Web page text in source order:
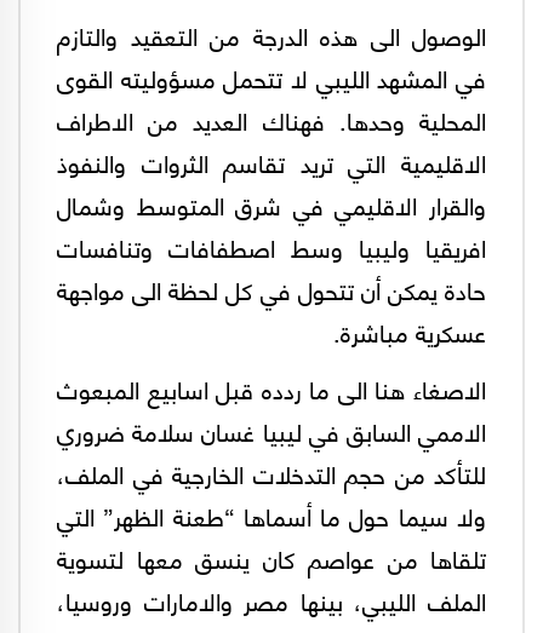
الوصول الى هذه الدرجة من التعقيد والتازم
في المشهد الليبي لا تتحمل مسؤوليته القوى
المحلية وحدها. فهناك العديد من الاطراف
الاقليمية التي تريد تقاسم الثروات والنفوذ
والقرار الاقليمي في شرق المتوسط وشمال
افريقيا وليبيا وسط اصطفافات وتنافسات
حادة يمكن أن تتحول في كل لحظة الى مواجهة
عسكرية مباشرة.
الاصغاء هنا الى ما ردده قبل اسابيع المبعوث
الاممي السابق في ليبيا غسان سلامة ضروري
للتأكد من حجم التدخلات الخارجية في الملف،
ولا سيما حول ما أسماها “طعنة الظهر” التي
تلقاها من عواصم كان ينسق معها لتسوية
الملف الليبي، بينها مصر والامارات وروسيا،